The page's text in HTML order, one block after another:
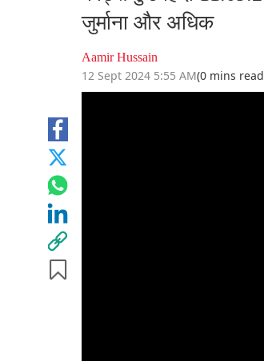
जुर्माना और अधिक
Aamir Hussain
12 Sept 2024 5:55 AM(0 mins